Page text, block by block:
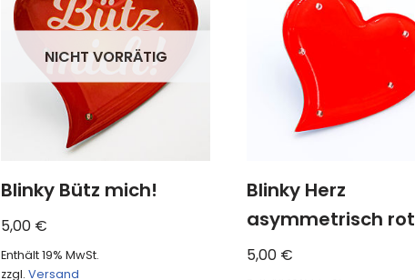
NICHT VORRÄTIG
Blinky Bütz mich!
5,00 €
Enthält 19% MwSt.
zzgl. Versand
Blinky Herz
asymmetrisch rot
5,00 €